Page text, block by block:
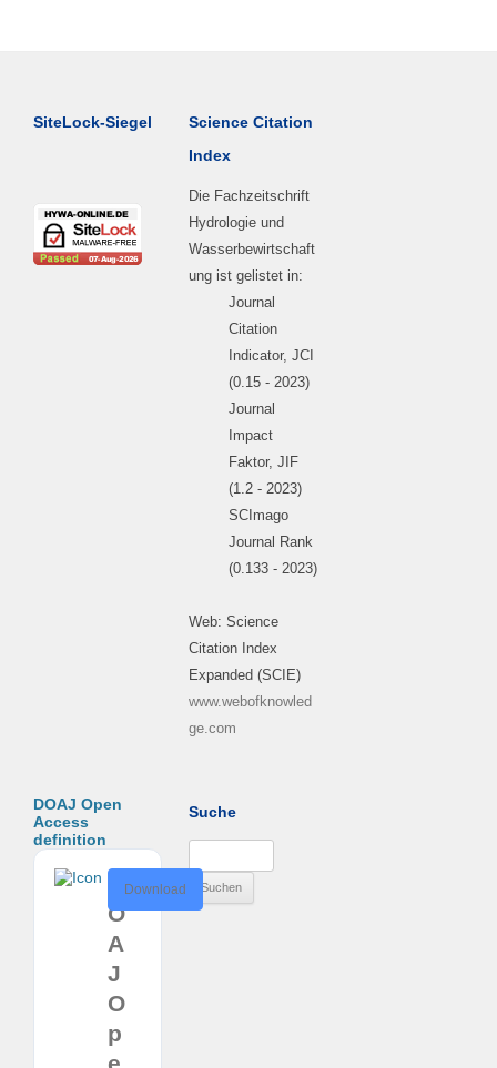
SiteLock-Siegel
Science Citation
Index
Die Fachzeitschrift
Hydrologie und
Wasserbewirtschaft
ung ist gelistet in:
Journal
Citation
Indicator, JCI
(0.15 - 2023)
Journal
Impact
Faktor, JIF
(1.2 - 2023)
SCImago
Journal Rank
(0.133 - 2023)
Web: Science
Citation Index
Expanded (SCIE)
www.webofknowled
ge.com
DOAJ Open
Access
definition
O
A
J
O
p
Download
Suche
nach: